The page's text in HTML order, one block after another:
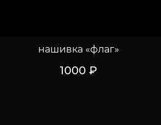
нашивка «флаг»
1000 ₽